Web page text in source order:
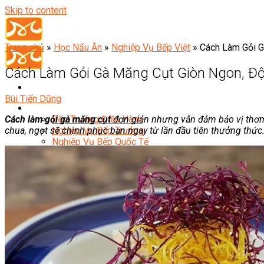
Skip to content
Bếp Trưởng Điều Hành
Nghiệp Vụ Bếp Trưởng
Nghiệp Vụ Bếp Quốc Tế
Nghiệp Vụ Bếp Trưởng Bếp Việt
Nghiệp Vụ Bếp Trưởng Bếp Âu
Nghiệp Vụ Bếp Trưởng Bếp Á
Nghiệp Vụ Bếp Trưởng Bếp Nhật
Nghiệp Vụ Bếp Trưởng Bếp Hoa
Nghiệp Vụ Bếp Hàn
Nghiệp Vụ Bếp Thái
Nghiệp Vụ Bếp Chay
Nghiệp Vụ Quản Lý Bếp
Nghiệp Vụ Cấp Dưỡng
Trang chủ » Học Nấu Ăn » Nghiệp Vụ Bếp Việt » Cách Làm Gỏi
Cách Làm Gỏi Gà Măng Cụt Giòn Ngon,
Bùi Tiến Dũng
Cách làm gỏi gà măng cụtđơn giản nhưng vẫn đảm bảo vị
chua, ngọt sẽ chinh phục bạn ngay từ lần đầu tiên thưởng thức.